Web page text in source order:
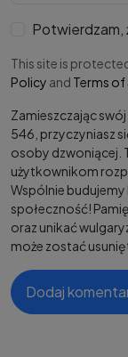
Potwierdzam,
This site is
Policy and Terms of
Zamieszczając
546, przyczyniasz
osoby dzwoniącej.
użytkownikom
Wspólnie budujemy
społeczność!
oraz unikać
może zostać
Dodaj